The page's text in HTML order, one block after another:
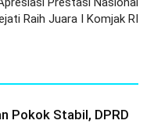
Raih Juara I Komjak RI
Pokok Stabil, DPRD